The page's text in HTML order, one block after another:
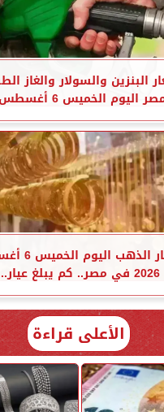
البنزين والسولار والغاز
الخميس 6 أغسطس 2026
أسعار
2026 في مصر.. كم يبلغ عيار...
الأعلى قراءة